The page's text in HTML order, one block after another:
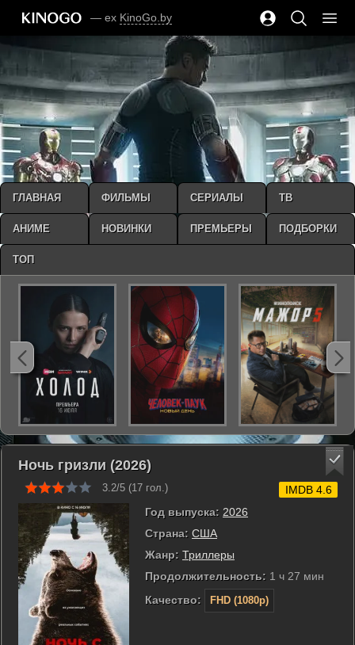
— ex KinoGo.by
Ночь гризли (2026)
3.2/5 (17 гол.)
Год выпуска: 2026
Страна: США
Жанр: Триллеры
Продолжительность: 1 ч 27 мин
Качество:
FHD (1080p)
IMDB 4.6
ГЛАВНАЯ ФИЛЬМЫ СЕРИАЛЫ ТВ
АНИМЕ НОВИНКИ ПРЕМЬЕРЫ ПОДБОРКИ
ТОП